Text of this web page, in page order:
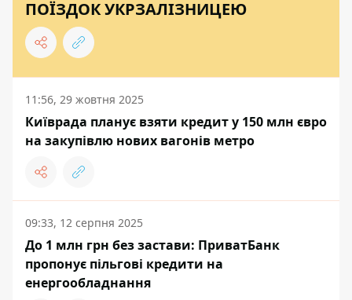
ПОЇЗДОК УКРЗАЛІЗНИЦЕЮ
11:56, 29 жовтня 2025
Київрада планує взяти кредит у 150 млн євро
на закупівлю нових вагонів метро
09:33, 12 серпня 2025
До 1 млн грн без застави: ПриватБанк
пропонує пільгові кредити на
енергообладнання